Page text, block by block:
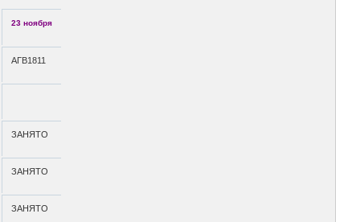
23 ноября
АГВ1811
ЗАНЯТО
ЗАНЯТО
ЗАНЯТО